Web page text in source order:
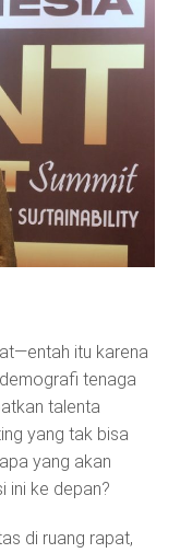
itu karena
tenaga
talenta
yang tak bisa
yang akan
ini ke depan?
di ruang rapat,